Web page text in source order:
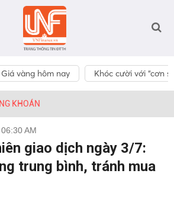
Giá vàng hôm nay Khóc cười với “cơn
KHOÁN
AM
giao dịch ngày 3/7:
trung bình, tránh mua